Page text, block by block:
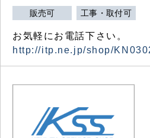
販売可 工事・取付可
お気軽にお電話下さい。
http://itp.ne.jp/shop/